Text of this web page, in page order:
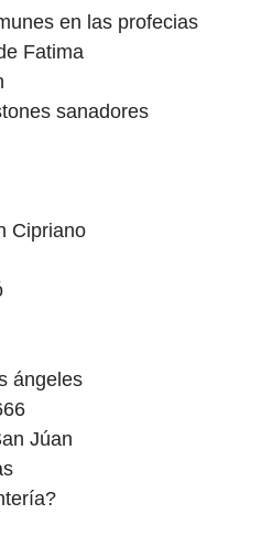
en las profecias
Fatima
sanadores
Cipriano
ángeles
Júan